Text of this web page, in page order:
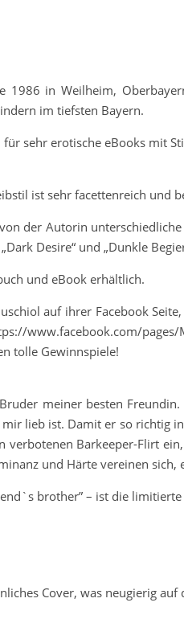
1986 in Weilheim,
im tiefsten Bayern.
sehr erotische eBooks mit
ist sehr facettenreich und
der Autorin
Desire“ und „Dunkle
und eBook erhältlich.
auf ihrer Facebook
www.facebook.com/
tolle Gewinnspiele!
meiner besten
lieb ist. Damit er so richtig
verbotenen Barkeeper-Flirt
und Härte vereinen
brother” – ist die limitierte
Cover, was neugierig